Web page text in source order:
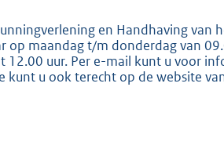
en Handhaving van
op maandag t/m donderdag van
uur. Per e-mail kunt u voor
kunt u ook terecht op de website